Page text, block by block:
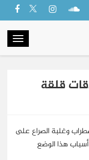
قلقة
وغلبة الصراع على
أسباب هذا الوضع